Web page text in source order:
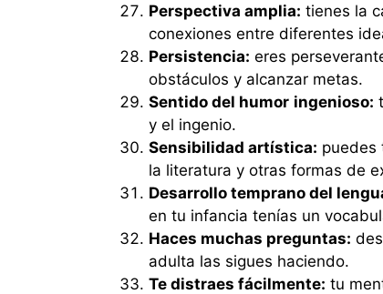
Perspectiva amplia: tienes la
conexiones entre diferentes
Persistencia: eres
obstáculos y alcanzar metas.
Sentido del humor ingenioso:
y el ingenio.
Sensibilidad artística: puedes
la literatura y otras formas de
Desarrollo temprano del
en tu infancia tenías un
Haces muchas preguntas:
adulta las sigues haciendo.
Te distraes fácilmente: tu